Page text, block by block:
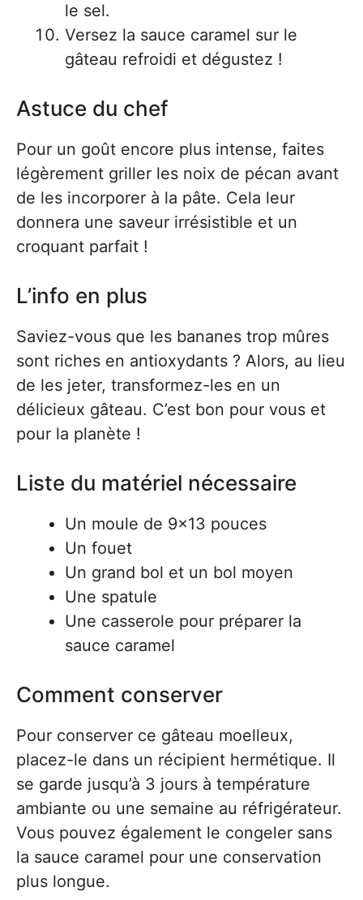
le sel.
Versez la sauce caramel sur le
gâteau refroidi et dégustez !
Astuce du chef
Pour un goût encore plus intense, faites
légèrement griller les noix de pécan avant
de les incorporer à la pâte. Cela leur
donnera une saveur irrésistible et un
croquant parfait !
L’info en plus
Saviez-vous que les bananes trop mûres
sont riches en antioxydants ? Alors, au lieu
de les jeter, transformez-les en un
délicieux gâteau. C’est bon pour vous et
pour la planète !
Liste du matériel nécessaire
Un moule de 9×13 pouces
Un fouet
Un grand bol et un bol moyen
Une spatule
Une casserole pour préparer la
sauce caramel
Comment conserver
Pour conserver ce gâteau moelleux,
placez-le dans un récipient hermétique. Il
se garde jusqu’à 3 jours à température
ambiante ou une semaine au réfrigérateur.
Vous pouvez également le congeler sans
la sauce caramel pour une conservation
plus longue.